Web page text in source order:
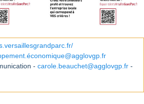
- carole.beauchet@agglovgp.fr -